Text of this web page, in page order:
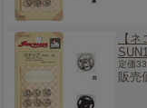
【
定価
販売